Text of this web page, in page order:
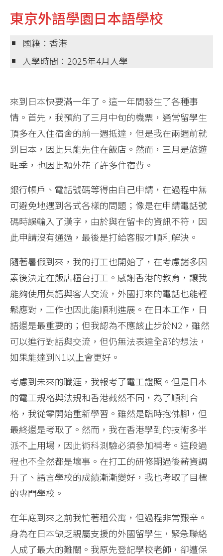
東京外語學園日本語學校
國籍：香港
入學時間：2025年4月入學
來到日本快要滿一年了。這一年間發生了各種事
情。首先，我預約了三月中旬的機票，通常留學生
頂多在入住宿舍的前一週抵達，但是我在兩週前就
到日本，因此只能先住在飯店。然而，三月是旅遊
旺季，也因此額外花了許多住宿費。
銀行帳戶、電話號碼等得由自己申請，在過程中無
可避免地遇到各式各樣的問題；像是在申請電話號
碼時誤輸入了漢字，由於與在留卡的資訊不符，因
此申請沒有通過，最後是打給客服才順利解決。
隨著暑假到來，我的打工也開始了，在考慮諸多因
素後決定在飯店櫃台打工。感謝香港的教育，讓我
能夠使用英語與客人交流，外國打來的電話也能輕
鬆應對，工作也因此能順利進展。在日本工作，日
語還是最重要的；但我認為不應該止步於N2，雖然
可以進行對話與交流，但仍無法表達全部的想法，
如果能達到N1以上會更好。
考慮到未來的職涯，我報考了電工證照。但是日本
的電工規格與法規和香港截然不同，為了順利合
格，我從零開始重新學習。雖然是臨時抱佛腳，但
最終還是考取了。然而，我在香港學到的技術多半
派不上用場，因此術科測驗必須參加補考。這段過
程也不全然都是壞事。在打工的研修期過後薪資調
升了、語言學校的成績漸漸變好，我也考取了目標
的專門學校。
在年底到來之前我忙著租公寓，但過程非常艱辛。
身為在日本缺乏親屬支援的外國留學生，緊急聯絡
人成了最大的難關。我原先登記學校老師，卻遭保